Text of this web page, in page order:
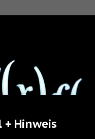
Hinweis